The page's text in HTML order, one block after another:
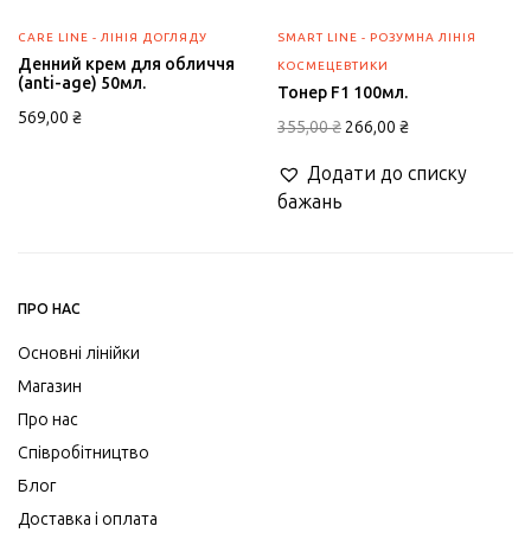
CARE LINE - ЛІНІЯ ДОГЛЯДУ
Денний крем для обличчя
(anti-age) 50мл.
569,00 ₴
SMART LINE - РОЗУМНА ЛІНІЯ
КОСМЕЦЕВТИКИ
Тонер F1 100мл.
355,00₴Оригінальна
355,00 ₴.
266,00 ₴Поточна
266,00 ₴.
Додати до списку
бажань
ПРО НАС
Основні лінійки
Магазин
Про нас
Співробітництво
Блог
Доставка і оплата